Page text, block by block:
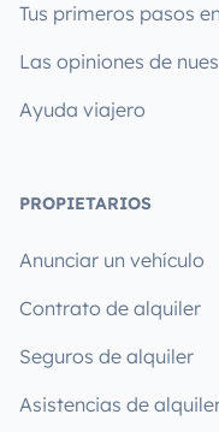
Tus primeros pasos
Las opiniones de
Ayuda viajero
PROPIETARIOS
Anunciar un vehículo
Contrato de alquiler
Seguros de alquiler
Asistencias de